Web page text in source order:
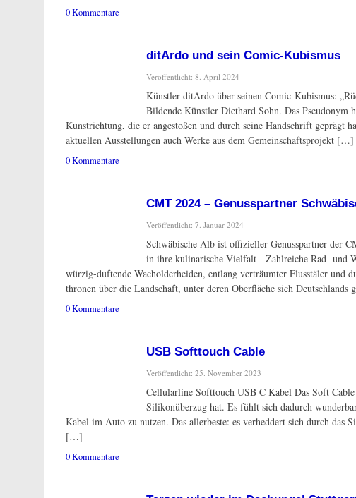
0 Kommentare
ditArdo und sein Comic-Kubismus
Veröffentlicht: 8. April 2024
Künstler ditArdo über seinen Comic-Kubismus:
Bildende Künstler Diethard Sohn. Das
Kunstrichtung, die er angestoßen und durch seine Handschrift geprägt
aktuellen Ausstellungen auch Werke aus dem Gemeinschaftsprojekt […]
0 Kommentare
CMT 2024 – Genusspartner
Veröffentlicht: 7. Januar 2024
Schwäbische Alb ist offizieller Genusspartner der
in ihre kulinarische Vielfalt Zahlreiche Rad- und
würzig-duftende Wacholderheiden, entlang verträumter Flusstäler und
thronen über die Landschaft, unter deren Oberfläche sich
0 Kommentare
USB Softtouch Cable
Veröffentlicht: 25. November 2023
Cellularline Softtouch USB C Kabel Das Soft
Silikonüberzug hat. Es fühlt sich dadurch
Kabel im Auto zu nutzen. Das allerbeste: es verheddert sich durch
[…]
0 Kommentare